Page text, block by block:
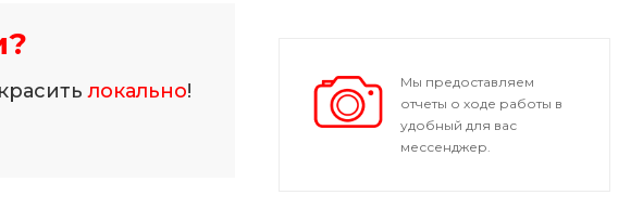
локально!
Мы предоставляем
отчеты о ходе работы в
удобный для вас
мессенджер.